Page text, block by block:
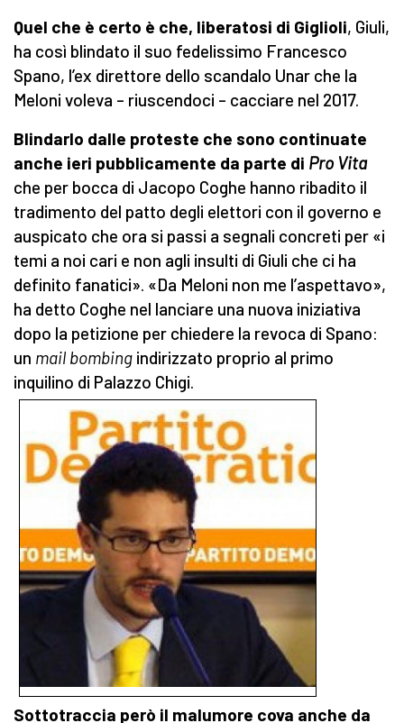
Quel che è certo è che, liberatosi di Giglioli, Giuli,
ha così blindato il suo fedelissimo Francesco
Spano, l’ex direttore dello scandalo Unar che la
Meloni voleva – riuscendoci – cacciare nel 2017.
Blindarlo dalle proteste che sono continuate
anche ieri pubblicamente da parte di Pro Vita
che per bocca di Jacopo Coghe hanno ribadito il
tradimento del patto degli elettori con il governo e
auspicato che ora si passi a segnali concreti per «i
temi a noi cari e non agli insulti di Giuli che ci ha
definito fanatici». «Da Meloni non me l’aspettavo»,
ha detto Coghe nel lanciare una nuova iniziativa
dopo la petizione per chiedere la revoca di Spano:
un mail bombing indirizzato proprio al primo
inquilino di Palazzo Chigi.
Sottotraccia però il malumore cova anche da